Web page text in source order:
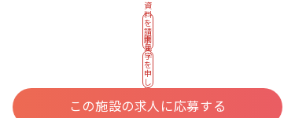
資
料
を
請
求
す
る
園
見
学
を
申
し
む
この施設の求人に応募する